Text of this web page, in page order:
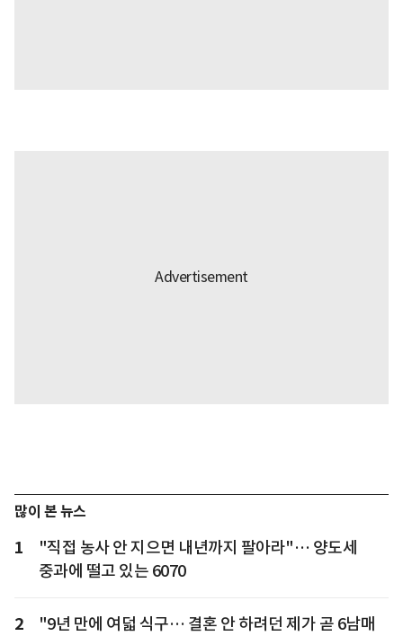
많이 본 뉴스
1
"직접 농사 안 지으면 내년까지 팔아라"… 양도세
중과에 떨고 있는 6070
2
"9년 만에 여덟 식구… 결혼 안 하려던 제가 곧 6남매